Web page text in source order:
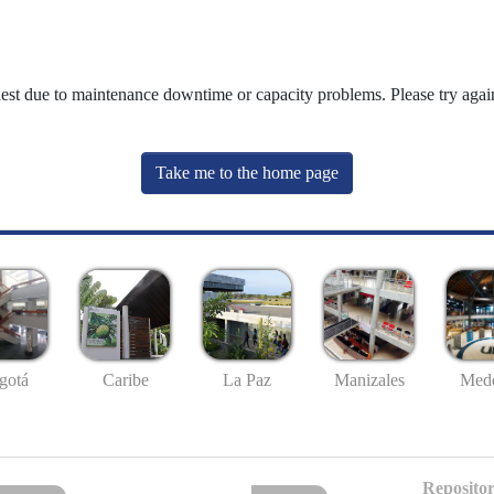
due to maintenance downtime or capacity problems. Please try
Take me to the home page
Caribe La Paz Manizales